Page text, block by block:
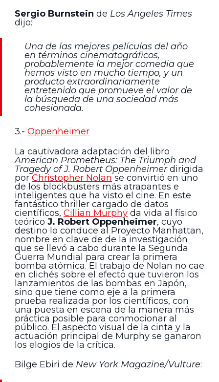
Sergio Burnstein de Los Angeles Times
dijo:
Una de las mejores películas del año
en términos cinematográficos,
probablemente la mejor comedia que
hemos visto en mucho tiempo, y un
producto extraordinariamente
entretenido que promueve el valor de
la búsqueda de una sociedad más
cohesionada.
3.- Oppenheimer
La cautivadora adaptación del libro
American Prometheus: The Triumph and
Tragedy of J. Robert Oppenheimerdirigida
porChristopher Nolanse convirtió en uno
de los blockbusters más atrapantes e
inteligentes que ha visto el cine. En este
fantástico thriller cargado de datos
científicos, Cillian Murphy da vida al físico
teórico J. Robert Oppenheimer, cuyo
destino lo conduce al Proyecto Manhattan,
nombre en clave de de la investigación
que se llevó a cabo durante la Segunda
Guerra Mundial para crear la primera
bomba atómica. El trabajo de Nolan no cae
en clichés sobre el efecto que tuvieron los
lanzamientos de las bombas en Japón,
sino que tiene como eje a la primera
prueba realizada por los científicos, con
una puesta en escena de la manera más
práctica posible para conmocionar al
público. El aspecto visual de la cinta y la
actuación principal de Murphy se ganaron
los elogios de la crítica.
Bilge Ebiri de New York Magazine/Vulture: